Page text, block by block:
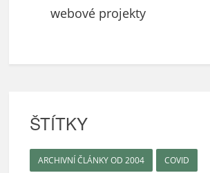
webové projekty
ŠTÍTKY
ARCHIVNÍ ČLÁNKY OD 2004 COVID